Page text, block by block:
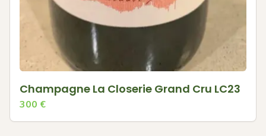
Champagne La Closerie Grand Cru LC23
300 €